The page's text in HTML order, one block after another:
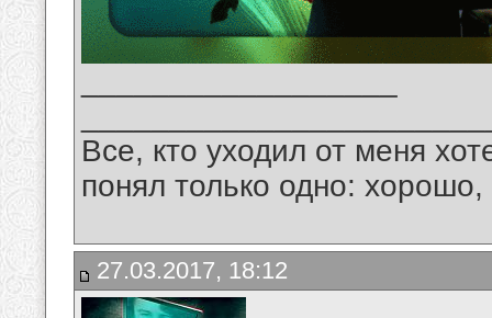
Все, кто уходил от меня
понял только одно:
27.03.2017, 18:12